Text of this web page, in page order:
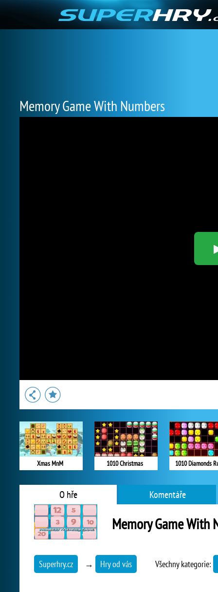
Memory Game With Numbers
Xmas MnM 1010 Christmas 1010 Diamonds
O hře Komentáře
Memory Game With
Superhry.cz → Hry od vás Všechny kategorie: